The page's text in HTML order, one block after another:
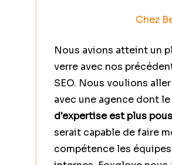
Chez
Nous avions atteint un
verre avec nos
SEO. Nous voulions
avec une agence dont le
d'expertise est plus
serait capable de faire
compétence les